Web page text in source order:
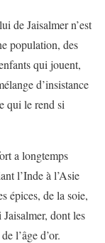
de Jaisalmer n’est
population, des
qui jouent,
d’insistance
qui le rend si
a longtemps
l’Inde à l’Asie
épices, de la soie,
dont les
l’âge d’or.